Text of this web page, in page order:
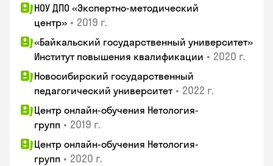
НОУ ДПО «Экспертно-методический
центр» • 2019 г.
«Байкальский государственный университет»
Институт повышения квалификации • 2020 г.
Новосибирский государственный
педагогический университет • 2022 г.
Центр онлайн-обучения Нетология-
групп • 2019 г.
Центр онлайн-обучения Нетология-
групп • 2020 г.